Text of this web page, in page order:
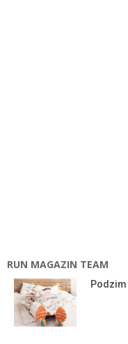
RUN MAGAZIN TEAM